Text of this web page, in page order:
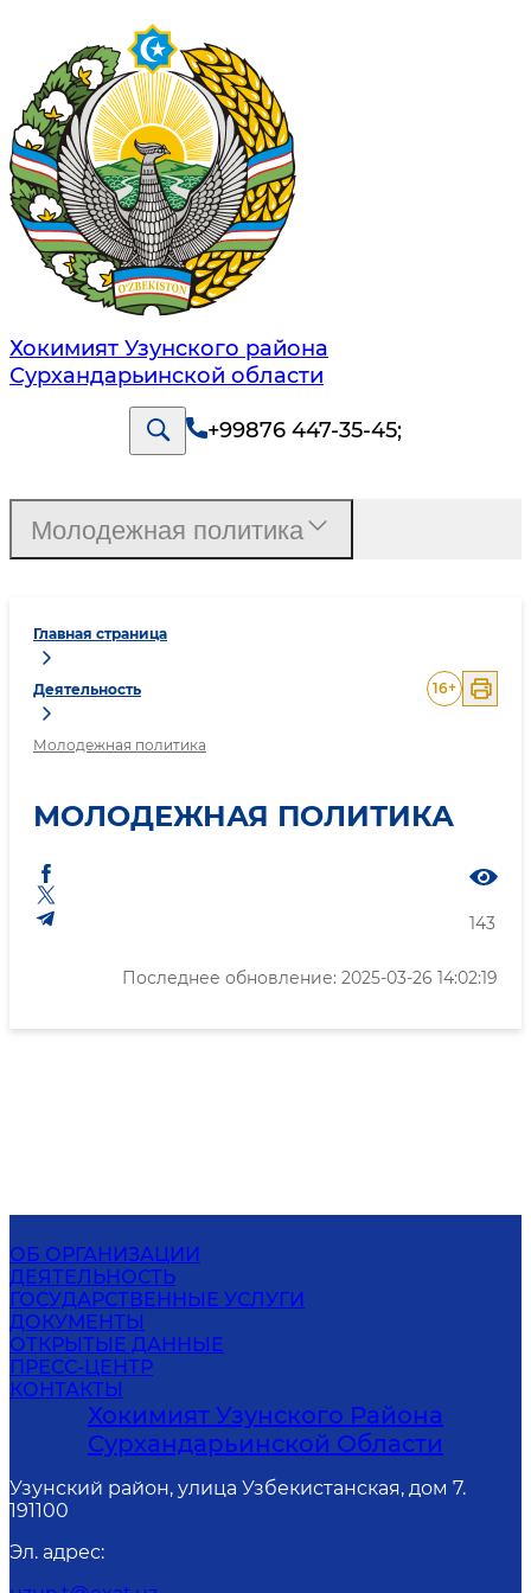
Хокимият Узунского района
Сурхандарьинской области
+99876 447-35-45;
Главная страница
Деятельность
Молодежная политика
16+
МОЛОДЕЖНАЯ ПОЛИТИКА
143
Последнее обновление: 2025-03-26 14:02:19
Молодежная политика
ОБ ОРГАНИЗАЦИИ
ДЕЯТЕЛЬНОСТЬ
ГОСУДАРСТВЕННЫЕ УСЛУГИ
ДОКУМЕНТЫ
ОТКРЫТЫЕ ДАННЫЕ
ПРЕСС-ЦЕНТР
КОНТАКТЫ
Хокимият Узунского Района
Сурхандарьинской Области
Узунский район, улица Узбекистанская, дом 7.
191100
Эл. адрес: